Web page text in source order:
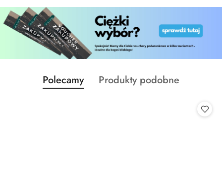
Pomiń karuzelę produktów
Produkty
o
Polecamy
Produkty
Produkty podobne